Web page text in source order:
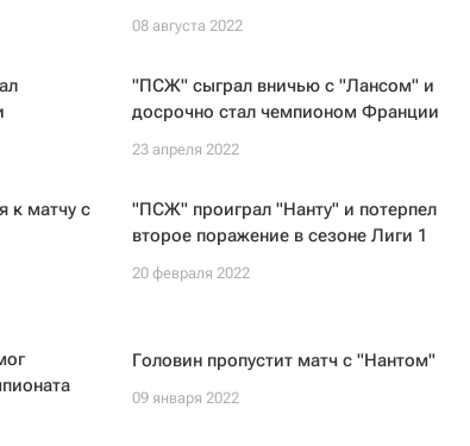
08 августа 2022
"ПСЖ" сыграл вничью с "Лансом" и
досрочно стал чемпионом Франции
23 апреля 2022
к матчу с
"ПСЖ" проиграл "Нанту" и потерпел
второе поражение в сезоне Лиги 1
20 февраля 2022
Головин пропустит матч с "Нантом"
09 января 2022